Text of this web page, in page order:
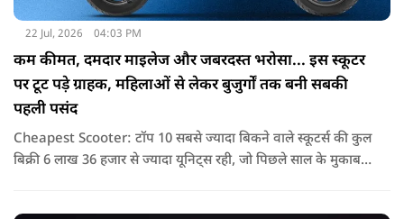
22 Jul, 2026 04:03 PM
कम कीमत, दमदार माइलेज और जबरदस्त भरोसा... इस स्कूटर
पर टूट पड़े ग्राहक, महिलाओं से लेकर बुजुर्गों तक बनी सबकी
पहली पसंद
Cheapest Scooter: टॉप 10 सबसे ज्यादा बिकने वाले स्कूटर्स की कुल
बिक्री 6 लाख 36 हजार से ज्यादा यूनिट्स रही, जो पिछले साल के मुकाबले